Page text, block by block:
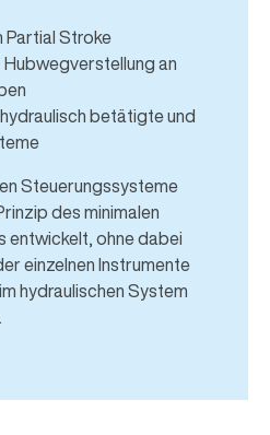
Partial Stroke
an
betätigte und
Steuerungssysteme
des minimalen
entwickelt, ohne dabei
einzelnen Instrumente
hydraulischen System